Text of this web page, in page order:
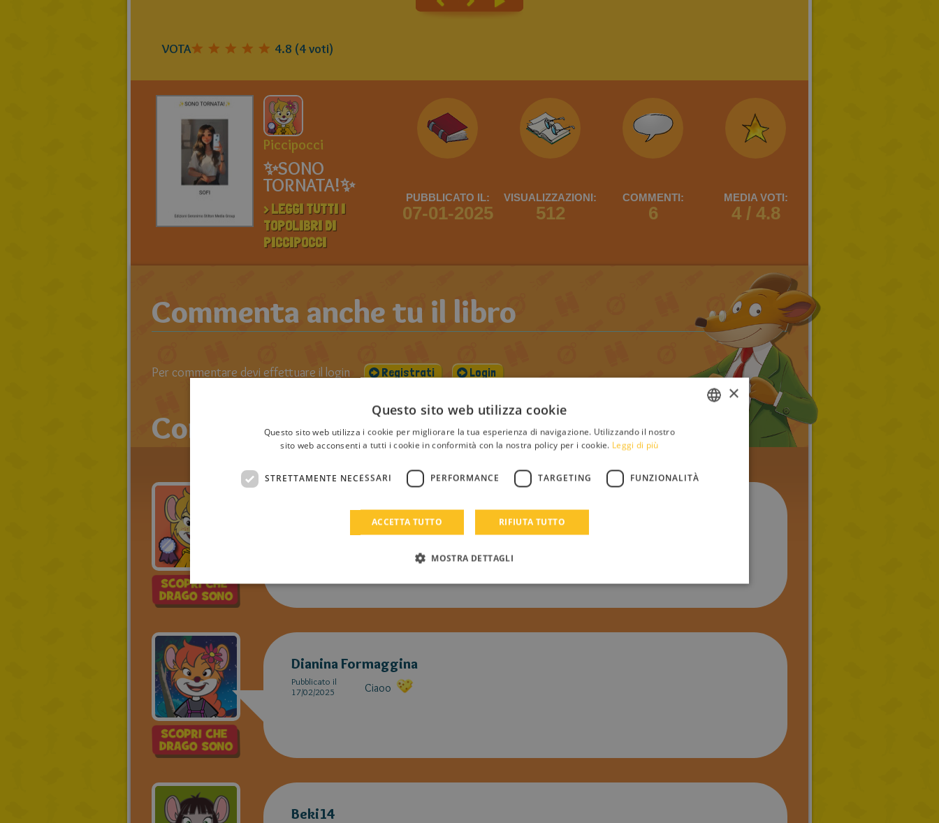
VOTA 4.8 (4voti)
Piccipocci
✨️SONO
TORNATA!✨️
> LEGGI TUTTI I
TOPOLIBRI DI
PICCIPOCCI
PUBBLICATO IL:
07-01-2025
VISUALIZZAZIONI:
512
COMMENTI:
6
MEDIA VOTI:
4 / 4.8
Commenta anche tu il libro
Per commentare devi effettuare il login Registrati Login
Commenti
Piccipocci
Ciao grazie a tutti! Un saluto speciale a Topilla
Dianina Formaggina
Pubblicato il
17/02/2025
Ciaoo
Beki14
FRENCH
×
Questo sito web utilizza cookie
Questo sito web utilizza i cookie per migliorare la tua esperienza di navigazione. Utilizzando il nostro
sito web acconsenti a tutti i cookie in conformità con la nostra policy per i cookie. Leggi di più
STRETTAMENTE NECESSARI PERFORMANCE TARGETING FUNZIONALITÀ
ACCETTA TUTTO RIFIUTA TUTTO
MOSTRA DETTAGLI